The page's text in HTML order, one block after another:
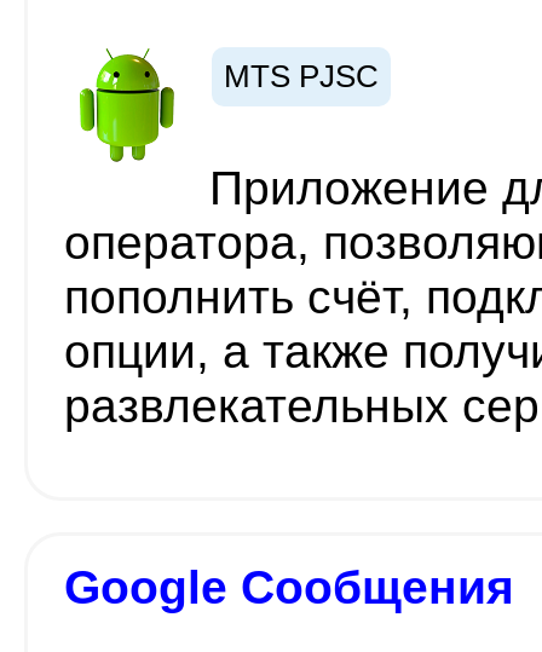
MTS PJSC
Приложение
оператора,
пополнить счёт,
опции, а также
развлекательных
Google Сообщения